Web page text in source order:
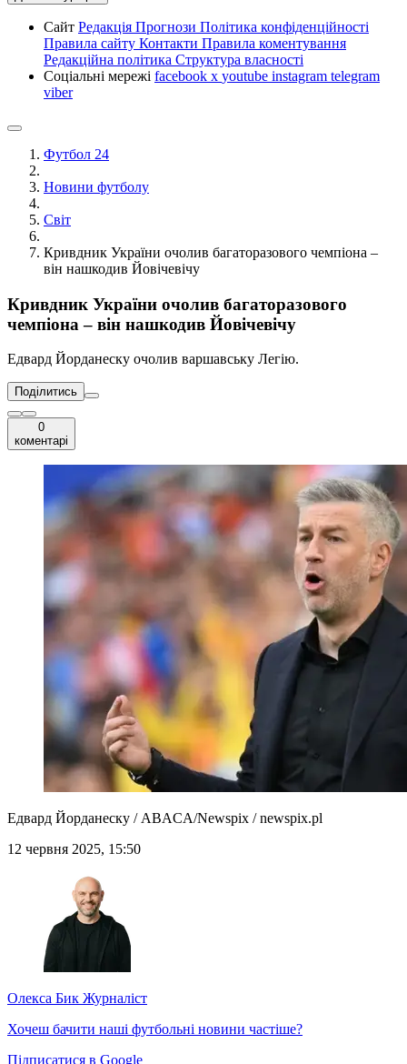
Сайт Редакція Прогнози Політика конфіденційності
Правила сайту Контакти Правила коментування
Редакційна політика Структура власності
Соціальні мережі facebook x youtube instagram telegram
viber
Футбол 24
Новини футболу
Світ
Кривдник України очолив багаторазового чемпіона –
він нашкодив Йовічевічу
Кривдник України очолив багаторазового
чемпіона – він нашкодив Йовічевічу
Едвард Йорданеску очолив варшавську Легію.
Поділитись
0
коментарі
Едвард Йорданеску / ABACA/Newspix / newspix.pl
12 червня 2025, 15:50
Олекса Бик Журналіст
Хочеш бачити наші футбольні новини частіше?
Підписатися в Google